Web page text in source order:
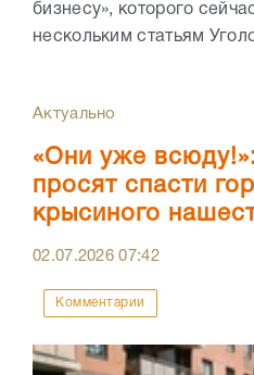
бизнесу», которого
нескольким статьям
Актуально
«Они уже
просят спасти
крысиного
02.07.202607:42
Комментарии